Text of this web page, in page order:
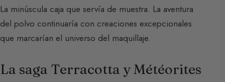
La minúscula caja que servía de muestra. La aventura
del polvo continuaría con creaciones excepcionales
que marcarían el universo del maquillaje.
La saga Terracotta y Météorites